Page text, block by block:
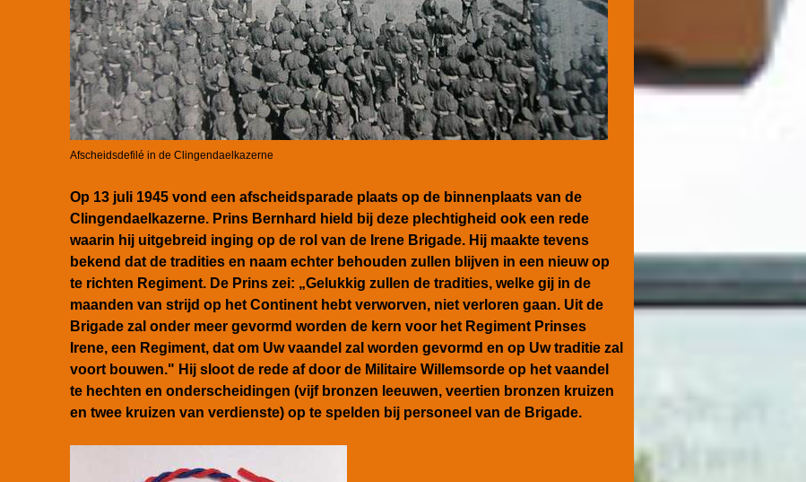
Afscheidsdefilé in de Clingendaelkazerne
Op 13 juli 1945 vond een afscheidsparade plaats op de binnenplaats van de
Clingendaelkazerne. Prins Bernhard hield bij deze plechtigheid ook een rede
waarin hij uitgebreid inging op de rol van de Irene Brigade. Hij maakte tevens
bekend dat de tradities en naam echter behouden zullen blijven in een nieuw op
te richten Regiment. De Prins zei: „Gelukkig zullen de tradities, welke gij in de
maanden van strijd op het Continent hebt verworven, niet verloren gaan. Uit de
Brigade zal onder meer gevormd worden de kern voor het Regiment Prinses
Irene, een Regiment, dat om Uw vaandel zal worden gevormd en op Uw traditie zal
voort bouwen." Hij sloot de rede af door de Militaire Willemsorde op het vaandel
te hechten en onderscheidingen (vijf bronzen leeuwen, veertien bronzen kruizen
en twee kruizen van verdienste) op te spelden bij personeel van de Brigade.